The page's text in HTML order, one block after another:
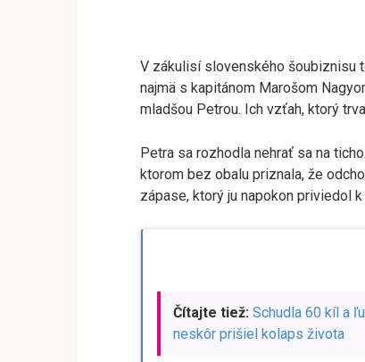
V zákulisí slovenského šoubiznisu
najmä s kapitánom Marošom
mladšou Petrou. Ich vzťah, ktorý
Petra sa rozhodla nehrať sa na
ktorom bez obalu priznala, že
zápase, ktorý ju napokon priviedol
Čítajte tiež: Schudla 60 kíl a
neskôr prišiel kolaps života